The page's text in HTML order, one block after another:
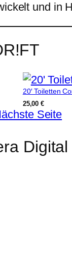
und in
20′ Toiletten
25,00€
Seite
Digital